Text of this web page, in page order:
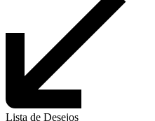
Lista de Desejos